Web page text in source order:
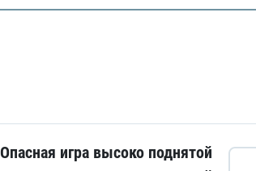
Опасная игра высоко поднятой